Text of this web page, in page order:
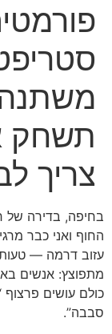
תשחק
צריך
בחיפה, בדירה של
החוף ואני כבר
עזוב דרמה —
מתפוצץ: אנשים
כולם עושים
סבבה”.